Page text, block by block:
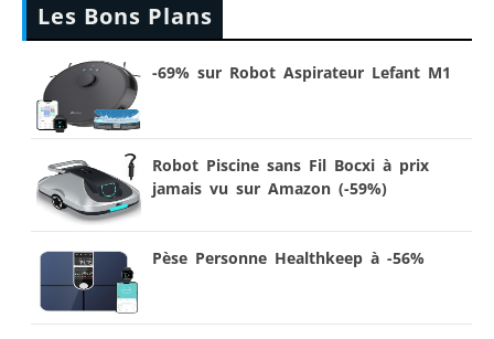
Les Bons Plans
-69% sur Robot Aspirateur Lefant M1
Robot Piscine sans Fil Bocxi à prix
jamais vu sur Amazon (-59%)
Pèse Personne Healthkeep à -56%